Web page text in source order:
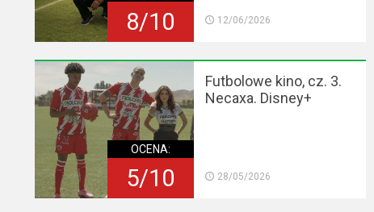
8/10 12/06/2026
OCENA:
5/10
Futbolowe kino, cz. 3.
Necaxa. Disney+
28/05/2026